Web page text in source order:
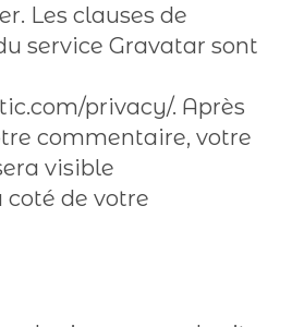
Les clauses de
service Gravatar sont
privacy/. Après
commentaire, votre
visible
de votre